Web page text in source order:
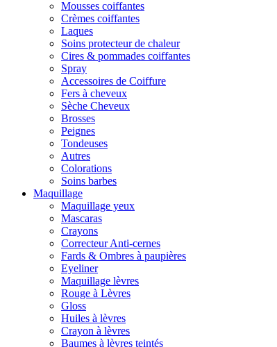
Mousses coiffantes
Crèmes coiffantes
Laques
Soins protecteur de chaleur
Cires & pommades coiffantes
Spray
Accessoires de Coiffure
Fers à cheveux
Sèche Cheveux
Brosses
Peignes
Tondeuses
Autres
Colorations
Soins barbes
Maquillage
Maquillage yeux
Mascaras
Crayons
Correcteur Anti-cernes
Fards & Ombres à paupières
Eyeliner
Maquillage lèvres
Rouge à Lèvres
Gloss
Huiles à lèvres
Crayon à lèvres
Baumes à lèvres teintés